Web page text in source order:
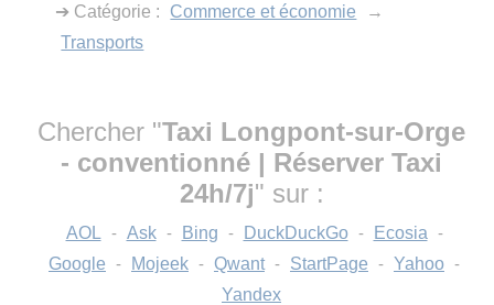
➔ Catégorie :
Commerce et économie
→
Transports
Chercher "Taxi Longpont-sur-Orge
- conventionné | Réserver Taxi
24h/7j" sur :
AOL - Ask - Bing - DuckDuckGo - Ecosia -
Google - Mojeek - Qwant - StartPage - Yahoo -
Yandex